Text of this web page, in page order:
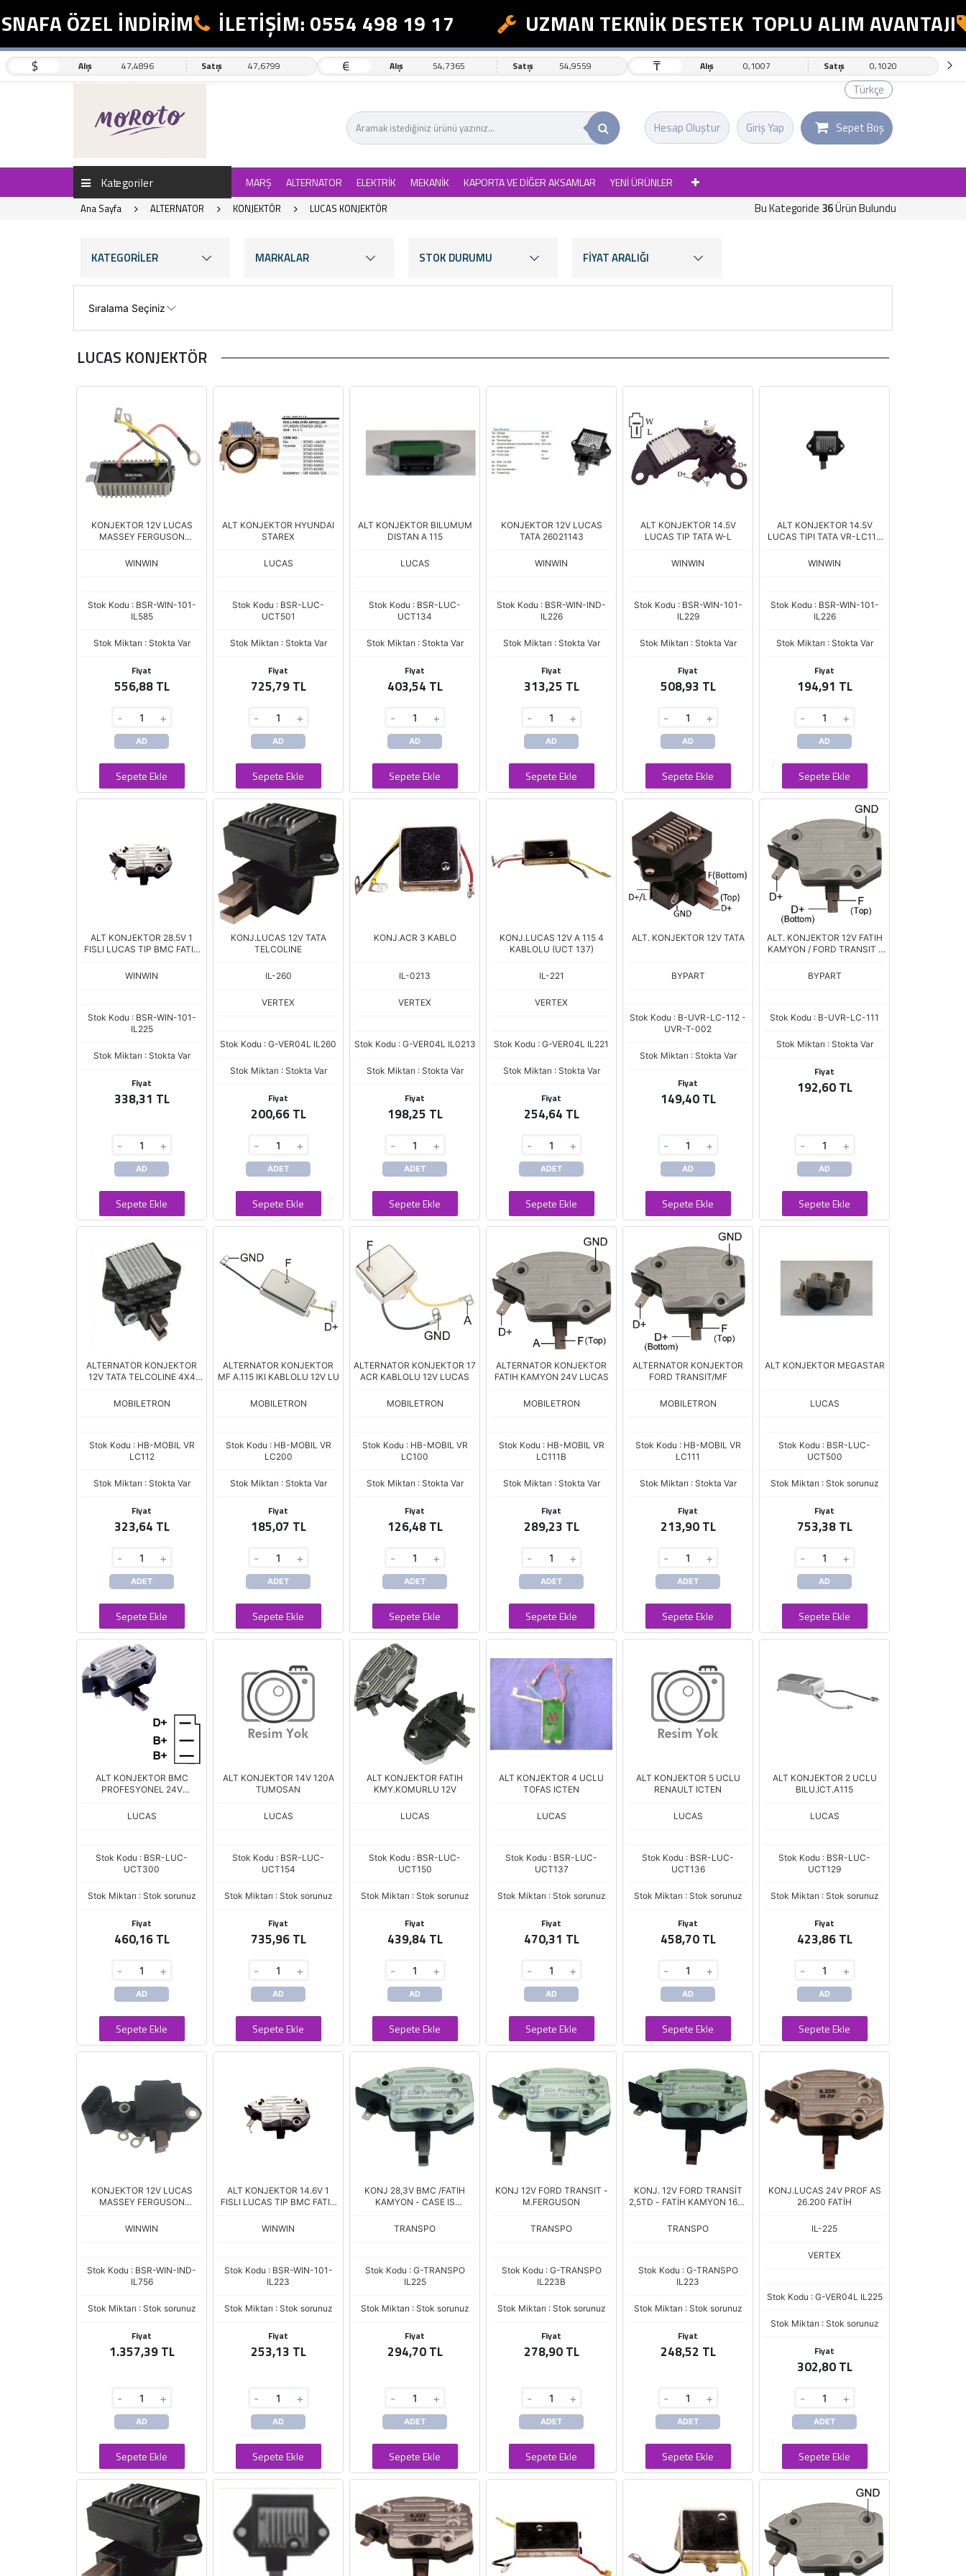
ÖZEL İNDİRİM İLETİŞİM: 0554 498 19 17 UZMAN TEKNİK DESTEK TOPLU ALIM AVANTAJI
$ Alış 47,4896 Satış 47,6799 € Alış 54,7365 Satış 54,9559 ₸ Alış 0,1007 Satış 0,1020
Türkçe
Giriş Yap
Hesap Oluştur Sepet Boş
Kategoriler MARŞ ALTERNATOR ELEKTRİK MEKANİK KAPORTA VE DİĞER AKSAMLAR YENİ ÜRÜNLER
Ana Sayfa ALTERNATOR KONJEKTÖR LUCAS KONJEKTÖR Bu Kategoride 36Ürün Bulundu
KATEGORİLER MARKALAR STOK DURUMU FİYAT ARALIĞI
LUCAS KONJEKTÖR
KONJEKTOR 12V LUCAS
MASSEY FERGUSON
WINWIN
Stok Kodu : BSR-WIN-101-
IL585
Stok Miktarı : Stokta Var
Fiyat
556,88 TL
- +
AD
Sepete Ekle
ALT KONJEKTOR HYUNDAI
STAREX
LUCAS
Stok Kodu : BSR-LUC-
UCT501
Stok Miktarı : Stokta Var
Fiyat
725,79 TL
- +
AD
Sepete Ekle
ALT KONJEKTOR BILUMUM
DISTAN A 115
LUCAS
Stok Kodu : BSR-LUC-
UCT134
Stok Miktarı : Stokta Var
Fiyat
403,54 TL
- +
AD
Sepete Ekle
KONJEKTOR 12V LUCAS
TATA 26021143
WINWIN
Stok Kodu : BSR-WIN-IND-
IL226
Stok Miktarı : Stokta Var
Fiyat
313,25 TL
- +
AD
Sepete Ekle
ALT KONJEKTOR 14.5V
LUCAS TIP TATA W-L
WINWIN
Stok Kodu : BSR-WIN-101-
IL229
Stok Miktarı : Stokta Var
Fiyat
508,93 TL
- +
AD
Sepete Ekle
ALT KONJEKTOR 14.5V
LUCAS TIPI TATA VR-LC112
WINWIN
Stok Kodu : BSR-WIN-101-
IL226
Stok Miktarı : Stokta Var
Fiyat
194,91 TL
- +
AD
Sepete Ekle
ALT KONJEKTOR 28.5V 1
FISLI LUCAS TIP BMC FATIH
25200 HINO VR-LC111B
WINWIN
Stok Kodu : BSR-WIN-101-
IL225
Stok Miktarı : Stokta Var
Fiyat
338,31 TL
- +
AD
Sepete Ekle
KONJ.LUCAS 12V TATA
TELCOLINE
IL-260
VERTEX
Stok Kodu : G-VER04L IL260
Stok Miktarı : Stokta Var
Fiyat
200,66 TL
- +
ADET
Sepete Ekle
KONJ.ACR 3 KABLO
IL-0213
VERTEX
Stok Kodu : G-VER04L IL0213
Stok Miktarı : Stokta Var
Fiyat
198,25 TL
- +
ADET
Sepete Ekle
KONJ.LUCAS 12V A 115 4
KABLOLU (UCT 137)
IL-221
VERTEX
Stok Kodu : G-VER04L IL221
Stok Miktarı : Stokta Var
Fiyat
254,64 TL
- +
ADET
Sepete Ekle
ALT. KONJEKTOR 12V TATA
BYPART
Stok Kodu : B-UVR-LC-112 -
UVR-T-002
Stok Miktarı : Stokta Var
Fiyat
149,40 TL
- +
AD
Sepete Ekle
ALT. KONJEKTOR 12V FATIH
KAMYON / FORD TRANSIT /
BYPART
Stok Kodu : B-UVR-LC-111
Stok Miktarı : Stokta Var
Fiyat
192,60 TL
- +
AD
Sepete Ekle
ALTERNATOR KONJEKTOR
12V TATA TELCOLINE 4X4
MOBILETRON
Stok Kodu : HB-MOBIL VR
LC112
Stok Miktarı : Stokta Var
Fiyat
323,64 TL
- +
ADET
Sepete Ekle
ALTERNATOR KONJEKTOR
MF A.115 IKI KABLOLU 12V LU
MOBILETRON
Stok Kodu : HB-MOBIL VR
LC200
Stok Miktarı : Stokta Var
Fiyat
185,07 TL
- +
ADET
Sepete Ekle
ALTERNATOR KONJEKTOR 17
ACR KABLOLU 12V LUCAS
MOBILETRON
Stok Kodu : HB-MOBIL VR
LC100
Stok Miktarı : Stokta Var
Fiyat
126,48 TL
- +
ADET
Sepete Ekle
ALTERNATOR KONJEKTOR
FATIH KAMYON 24V LUCAS
MOBILETRON
Stok Kodu : HB-MOBIL VR
LC111B
Stok Miktarı : Stokta Var
Fiyat
289,23 TL
- +
ADET
Sepete Ekle
ALTERNATOR KONJEKTOR
FORD TRANSIT/MF
MOBILETRON
Stok Kodu : HB-MOBIL VR
LC111
Stok Miktarı : Stokta Var
Fiyat
213,90 TL
- +
ADET
Sepete Ekle
ALT KONJEKTOR MEGASTAR
LUCAS
Stok Kodu : BSR-LUC-
UCT500
Stok Miktarı : Stok sorunuz
Fiyat
753,38 TL
- +
AD
Sepete Ekle
ALT KONJEKTOR BMC
PROFESYONEL 24V
LUCAS
Stok Kodu : BSR-LUC-
UCT300
Stok Miktarı : Stok sorunuz
Fiyat
460,16 TL
- +
AD
Sepete Ekle
ALT KONJEKTOR 14V 120A
TUMOSAN
LUCAS
Stok Kodu : BSR-LUC-
UCT154
Stok Miktarı : Stok sorunuz
Fiyat
735,96 TL
- +
AD
Sepete Ekle
ALT KONJEKTOR FATIH
KMY.KOMURLU 12V
LUCAS
Stok Kodu : BSR-LUC-
UCT150
Stok Miktarı : Stok sorunuz
Fiyat
439,84 TL
- +
AD
Sepete Ekle
ALT KONJEKTOR 4 UCLU
TOFAS ICTEN
LUCAS
Stok Kodu : BSR-LUC-
UCT137
Stok Miktarı : Stok sorunuz
Fiyat
470,31 TL
- +
AD
Sepete Ekle
ALT KONJEKTOR 5 UCLU
RENAULT ICTEN
LUCAS
Stok Kodu : BSR-LUC-
UCT136
Stok Miktarı : Stok sorunuz
Fiyat
458,70 TL
- +
AD
Sepete Ekle
ALT KONJEKTOR 2 UCLU
BILU.ICT.A115
LUCAS
Stok Kodu : BSR-LUC-
UCT129
Stok Miktarı : Stok sorunuz
Fiyat
423,86 TL
- +
AD
Sepete Ekle
KONJEKTOR 12V LUCAS
MASSEY FERGUSON
WINWIN
Stok Kodu : BSR-WIN-IND-
IL756
Stok Miktarı : Stok sorunuz
Fiyat
1.357,39 TL
- +
AD
Sepete Ekle
ALT KONJEKTOR 14.6V 1
FISLI LUCAS TIP BMC FATIH
LAND JCB VR-LC111 UCT150
WINWIN
Stok Kodu : BSR-WIN-101-
IL223
Stok Miktarı : Stok sorunuz
Fiyat
253,13 TL
- +
AD
Sepete Ekle
KONJ 28,3V BMC /FATIH
KAMYON - CASE IS
TRANSPO
Stok Kodu : G-TRANSPO
IL225
Stok Miktarı : Stok sorunuz
Fiyat
294,70 TL
- +
ADET
Sepete Ekle
KONJ 12V FORD TRANSIT -
M.FERGUSON
TRANSPO
Stok Kodu : G-TRANSPO
IL223B
Stok Miktarı : Stok sorunuz
Fiyat
278,90 TL
- +
ADET
Sepete Ekle
KONJ. 12V FORD TRANSİT
2,5TD - FATİH KAMYON 165-
TRANSPO
Stok Kodu : G-TRANSPO
IL223
Stok Miktarı : Stok sorunuz
Fiyat
248,52 TL
- +
ADET
Sepete Ekle
KONJ.LUCAS 24V PROF AS
26.200 FATİH
IL-225
VERTEX
Stok Kodu : G-VER04L IL225
Stok Miktarı : Stok sorunuz
Fiyat
302,80 TL
- +
ADET
Sepete Ekle